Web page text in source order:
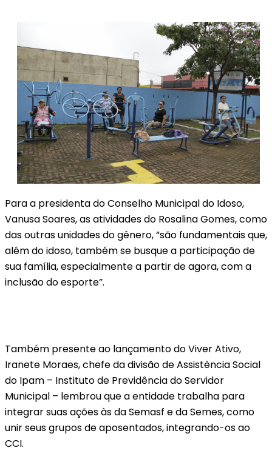
Para a presidenta do Conselho Municipal do Idoso,
Vanusa Soares, as atividades do Rosalina Gomes, como
das outras unidades do gênero, “são fundamentais que,
além do idoso, também se busque a participação de
sua família, especialmente a partir de agora, com a
inclusão do esporte”.
Também presente ao lançamento do Viver Ativo,
Iranete Moraes, chefe da divisão de Assistência Social
do Ipam – Instituto de Previdência do Servidor
Municipal – lembrou que a entidade trabalha para
integrar suas ações às da Semasf e da Semes, como
unir seus grupos de aposentados, integrando-os ao
CCI.